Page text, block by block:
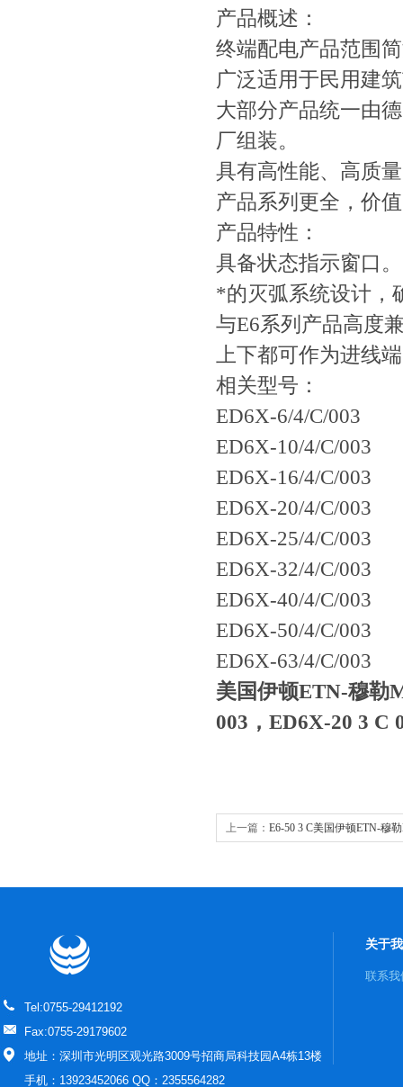
产品概述：
终端配电产品范围
广泛适用于民用建
大部分产品统一由
厂组装。
具有高性能、高质
产品系列更全，价
产品特性：
具备状态指示窗口
*的灭弧系统设计，
与E6系列产品高度
上下都可作为进线
相关型号：
ED6X-6/4/C/003
ED6X-10/4/C/003
ED6X-16/4/C/003
ED6X-20/4/C/003
ED6X-25/4/C/003
ED6X-32/4/C/003
ED6X-40/4/C/003
ED6X-50/4/C/003
ED6X-63/4/C/003
美国伊顿ETN-穆勒
003，ED6X-20 3 C
上一篇： E6-50 3 C美国伊顿ETN-穆
Tel:0755-29412192
Fax:0755-29179602
地址：深圳市光明区观光路3009号招商局科技园A4栋13楼
手机：13923452066 QQ：2355564282
关于
联系我